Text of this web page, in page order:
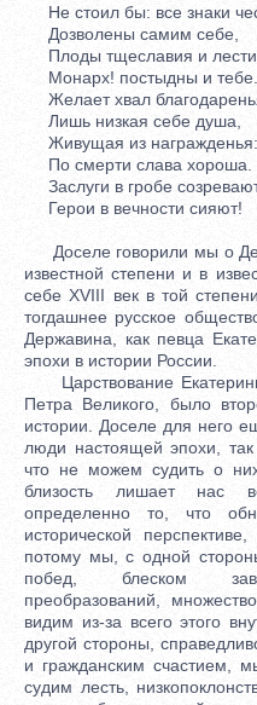
Не стоил бы: все знаки
Дозволены самим себе,
Плоды тщеславия и лести,
Монарх! постыдны и тебе.
Желает хвал
Лишь низкая себе душа,
Живущая из награжденья:
По смерти слава хороша.
Заслуги в гробе
Герои в вечности сияют!
Доселе говорили мы о
известной степени и в
себе XVIII век в той
тогдашнее русское
Державина, как певца
эпохи в истории России.
Царствование
Петра Великого, было
истории. Доселе для него
люди настоящей эпохи,
что не можем судить о
близость лишает нас
определенно то, что
исторической
потому мы, с одной
побед, блеском
преобразований,
видим из-за всего этого
другой стороны,
и гражданским счастием,
судим лесть,